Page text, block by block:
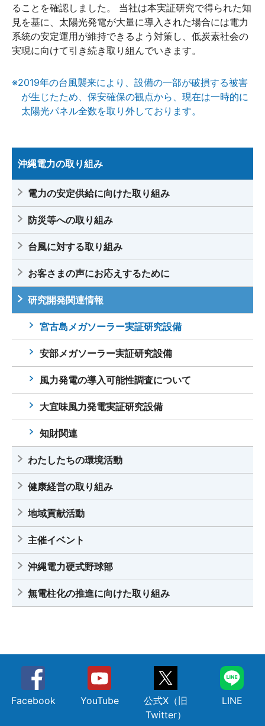
ることを確認しました。 当社は本実証研究で得られた知
見を基に、太陽光発電が大量に導入された場合には電力
系統の安定運用が維持できるよう対策し、低炭素社会の
実現に向けて引き続き取り組んでいきます。
※2019年の台風襲来により、設備の一部が破損する被害
が生じたため、保安確保の観点から、現在は一時的に
太陽光パネル全数を取り外しております。
沖縄電力の取り組み
電力の安定供給に向けた取り組み
防災等への取り組み
台風に対する取り組み
お客さまの声にお応えするために
研究開発関連情報
宮古島メガソーラー実証研究設備
安部メガソーラー実証研究設備
風力発電の導入可能性調査について
大宜味風力発電実証研究設備
知財関連
わたしたちの環境活動
健康経営の取り組み
地域貢献活動
主催イベント
沖縄電力硬式野球部
無電柱化の推進に向けた取り組み
Facebook YouTube
公式X（旧
Twitter）
LINE